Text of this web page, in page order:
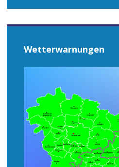
Wetterwarnungen